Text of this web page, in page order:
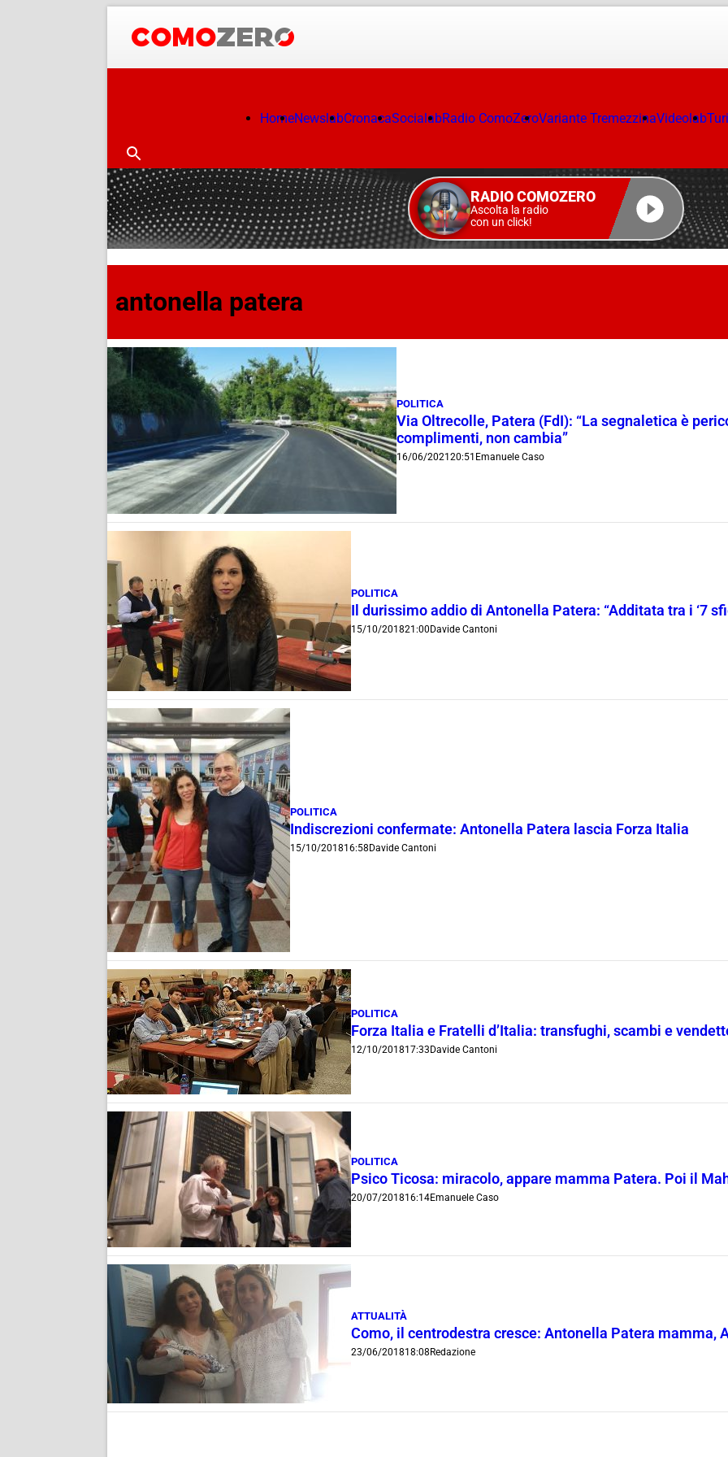
HomeNewslabCronacaSocialabRadio ComoZeroVariante TremezzinaVideolab
RADIO COMOZERO
Ascolta la radio
con un click!
antonella patera
POLITICA
Via Oltrecolle, Patera (FdI): “La segnaletica è
complimenti, non cambia”
16/06/202120:51 Emanuele Caso
POLITICA
Il durissimo addio di Antonella Patera: “Additata tra i ‘7
15/10/201821:00Davide Cantoni
POLITICA
Indiscrezioni confermate: Antonella Patera lascia Forza Italia
15/10/201816:58 Davide Cantoni
POLITICA
Forza Italia e Fratelli d’Italia: transfughi, scambi e
12/10/201817:33 Davide Cantoni
POLITICA
Psico Ticosa: miracolo, appare mamma Patera. Poi il
20/07/201816:14Emanuele Caso
ATTUALITÀ
Como, il centrodestra cresce: Antonella Patera mamma,
23/06/201818:08Redazione